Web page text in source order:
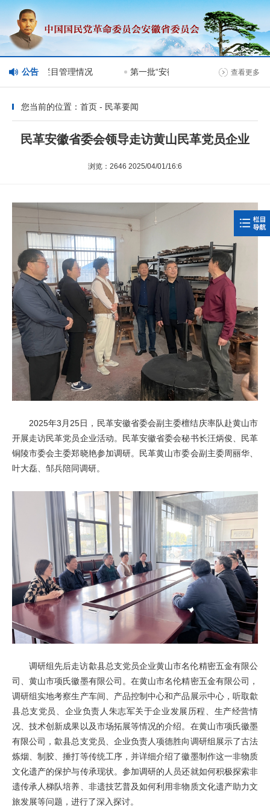
公告
会网站分栏目管理情况 第一批“安徽民革榜样人物”人选公示查看更多
您当前的位置：首页 - 民革要闻
民革安徽省委会领导走访黄山民革党员企业
浏览：2646 2025/04/01/16:6
2025年3月25日，民革安徽省委会副主委檀结庆率队赴黄山市
开展走访民革党员企业活动。民革安徽省委会秘书长汪炳俊、民革
铜陵市委会主委郑晓艳参加调研。民革黄山市委会副主委周丽华、
叶大磊、邹兵陪同调研。
调研组先后走访歙县总支党员企业黄山市名伦精密五金有限公
司、黄山市项氏徽墨有限公司。在黄山市名伦精密五金有限公司，
调研组实地考察生产车间、产品控制中心和产品展示中心，听取歙
县总支党员、企业负责人朱志军关于企业发展历程、生产经营情
况、技术创新成果以及市场拓展等情况的介绍。在黄山市项氏徽墨
有限公司，歙县总支党员、企业负责人项德胜向调研组展示了古法
炼烟、制胶、捶打等传统工序，并详细介绍了徽墨制作这一非物质
文化遗产的保护与传承现状。参加调研的人员还就如何积极探索非
遗传承人梯队培养、非遗技艺普及如何利用非物质文化遗产助力文
旅发展等问题，进行了深入探讨。